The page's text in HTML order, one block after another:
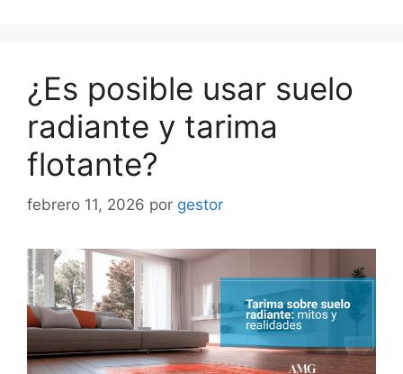
¿Es posible usar suelo
radiante y tarima
flotante?
febrero 11, 2026 por gestor